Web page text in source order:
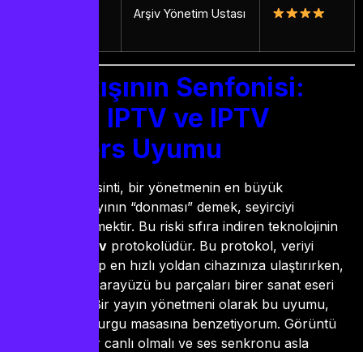
Arşiv Yönetim Ustası
Veri Akışının Senfonisi:
Xtream IPTV ve IPTV
Smarters Uyumu
Yayıncılıkta kesinti, bir yönetmenin en büyük
kabusudur. Yayının “donması” demek, seyirciyi
kaybetmek demektir. Bu riski sıfıra indiren teknolojinin
Xtream iptv protokolüdür. Bu protokol, veriyi
parçalara ayırıp en hızlı yoldan cihazınıza ulaştırırken,
arayüzü bu parçaları birer sanat eseri
gibi birleştirir. Bir yayın yönetmeni olarak bu uyumu,
kusursuz bir kurgu masasına benzetiyorum. Görüntü
akmalı, renkler canlı olmalı ve ses senkronu asla